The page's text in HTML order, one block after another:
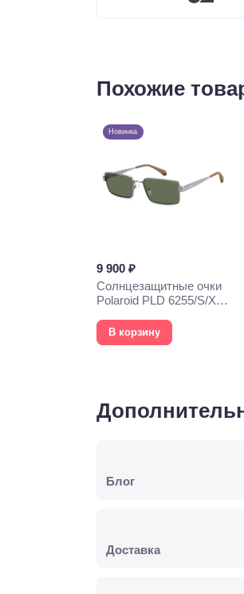
Похожие
Новинка
9 900 ₽
Солнцезащитные очки
Polaroid PLD 6255/S/X
В корзину
Блог
Доставка